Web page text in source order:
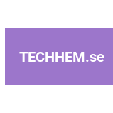
TECHHEM.se